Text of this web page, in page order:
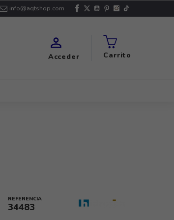
info@aqtshop.com

Acceder Carrito
REFERENCIA
34483